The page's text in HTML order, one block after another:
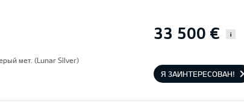
33 500 € i
мет. (Lunar Silver)
Я ЗАИНТЕРЕСОВАН!